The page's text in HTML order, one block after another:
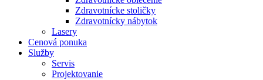
Zdravotnícke stoličky
Zdravotnícky nábytok
Lasery
Cenová ponuka
Služby
Servis
Projektovanie